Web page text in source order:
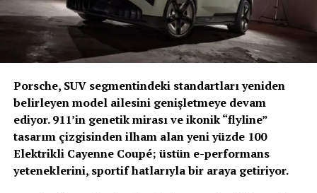
operasyonel verimlilik, maliyet optimizasyonu ve
sürdürülebilirlik hedeflerine katkı sağlamaya devam
edeceğiz.”
Enerjisa Üretim’in tercihi, Kia’nın Türkiye kurumsal filo
pazarındaki güçlü konumunu pekiştirirken, markanın
farklı kullanım senaryolarına uygun çözümler sunabilen
güvenilir bir mobilite ortağı olarak öne çıktığını bir kez
daha ortaya koyuyor.
Porsche, SUV segmentindeki standartları yeniden
belirleyen model ailesini genişletmeye devam
ediyor. 911’in genetik mirası ve ikonik “flyline”
tasarım çizgisinden ilham alan yeni yüzde 100
Elektrikli Cayenne Coupé; üstün e-performans
yeteneklerini, sportif hatlarıyla bir araya getiriyor.